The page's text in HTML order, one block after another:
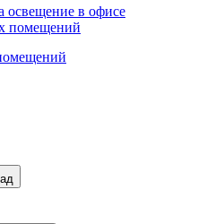
освещение в офисе